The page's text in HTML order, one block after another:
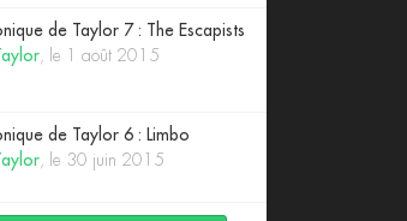
de Taylor 7 : The Escapists
, le 1 août 2015
de Taylor 6 : Limbo
, le 30 juin 2015